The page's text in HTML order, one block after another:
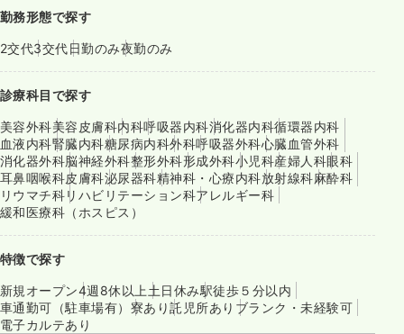
勤務形態で探す
2交代3交代日勤のみ夜勤のみ
診療科目で探す
美容外科美容皮膚科内科呼吸器内科消化器内科循環器内科
血液内科腎臓内科糖尿病内科外科呼吸器外科心臓血管外科
消化器外科脳神経外科整形外科形成外科小児科産婦人科眼科
耳鼻咽喉科皮膚科泌尿器科精神科・心療内科放射線科麻酔科
リウマチ科リハビリテーション科アレルギー科
緩和医療科（ホスピス）
特徴で探す
新規オープン4週8休以上 土日休み駅徒歩５分以内
車通勤可（駐車場有） 寮あり託児所あり ブランク・未経験可
電子カルテあり